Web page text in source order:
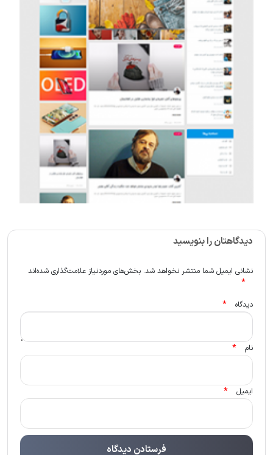
دیدگاهتان را بنویسید
نشانی ایمیل شما منتشر نخواهد شد. بخش‌های موردنیاز علامت‌گذاری شده‌اند
*
دیدگاه *
نام *
ایمیل *